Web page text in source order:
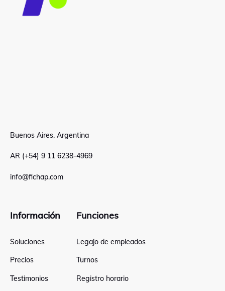
Buenos Aires, Argentina
AR (+54) 9 11 6238-4969
info@fichap.com
Información
Soluciones
Precios
Testimonios
Funciones
Legajo de empleados
Turnos
Registro horario